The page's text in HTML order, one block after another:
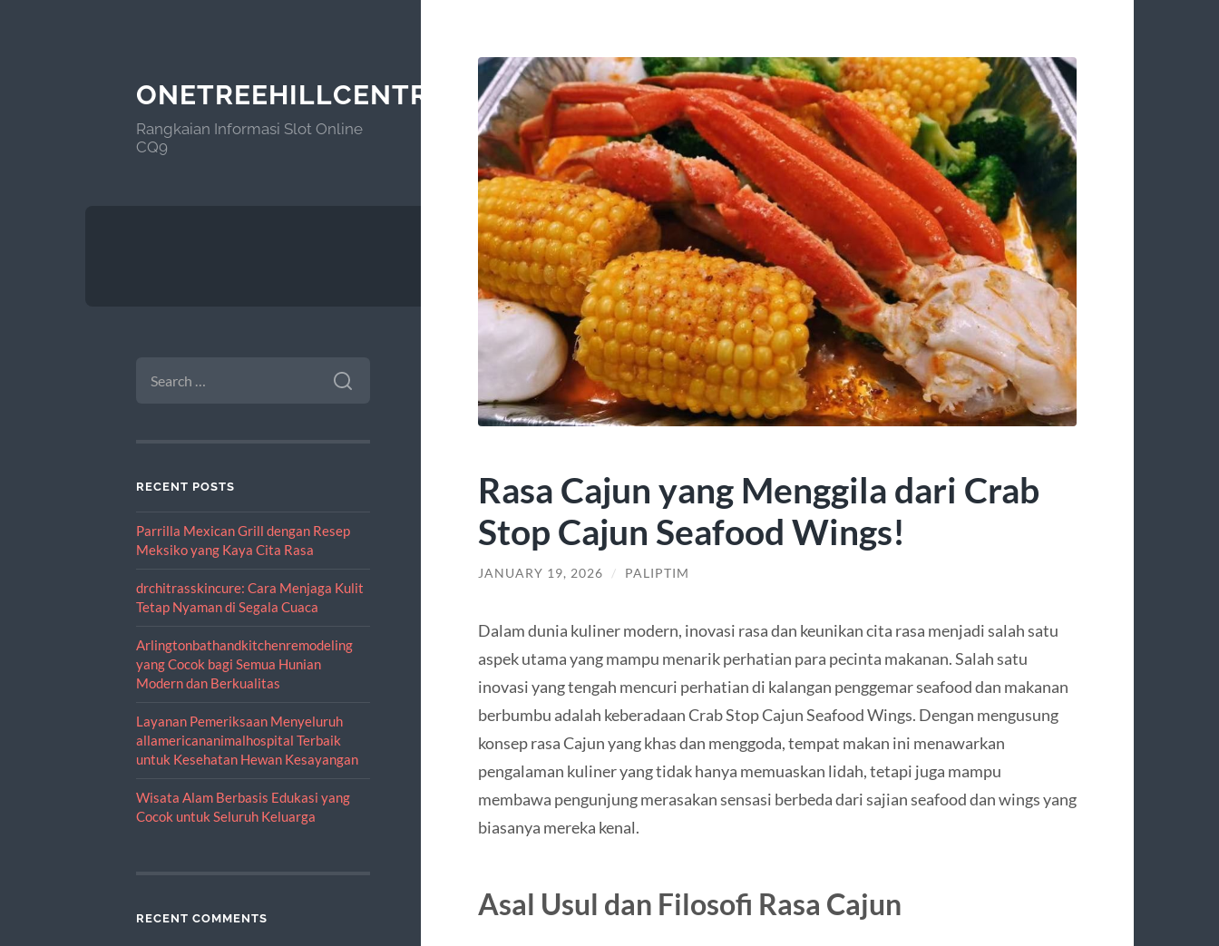
ONETREEHILLCENTRAL.ORG
Rangkaian Informasi Slot Online
CQ9
FOR:
RECENT POSTS
Parrilla Mexican Grill dengan Resep
Meksiko yang Kaya Cita Rasa
drchitrasskincure: Cara Menjaga Kulit
Tetap Nyaman di Segala Cuaca
Arlingtonbathandkitchenremodeling
yang Cocok bagi Semua Hunian
Modern dan Berkualitas
Layanan Pemeriksaan Menyeluruh
allamericananimalhospital Terbaik
untuk Kesehatan Hewan Kesayangan
Wisata Alam Berbasis Edukasi yang
Cocok untuk Seluruh Keluarga
RECENT COMMENTS
Rasa Cajun yang Menggila dari Crab
Stop Cajun Seafood Wings!
JANUARY 19, 2026 / PALIPTIM
Dalam dunia kuliner modern, inovasi rasa dan keunikan cita rasa menjadi salah satu
aspek utama yang mampu menarik perhatian para pecinta makanan. Salah satu
inovasi yang tengah mencuri perhatian di kalangan penggemar seafood dan makanan
berbumbu adalah keberadaan Crab Stop Cajun Seafood Wings. Dengan mengusung
konsep rasa Cajun yang khas dan menggoda, tempat makan ini menawarkan
pengalaman kuliner yang tidak hanya memuaskan lidah, tetapi juga mampu
membawa pengunjung merasakan sensasi berbeda dari sajian seafood dan wings yang
biasanya mereka kenal.
Asal Usul dan Filosofi Rasa Cajun